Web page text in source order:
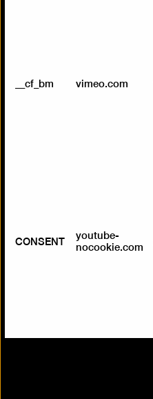
__cf_bm vimeo.com
CONSENT
youtube-
nocookie.com